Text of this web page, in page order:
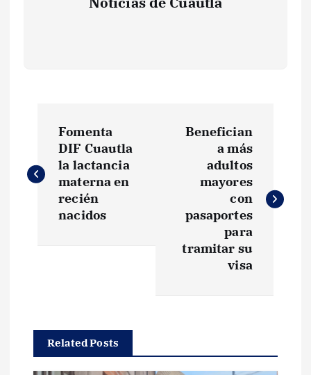
v
c
Fomenta
DIF Cuautla
la lactancia
materna en
recién
nacidos
Benefician
a más
adultos
mayores
con
pasaportes
para
tramitar su
visa
Related Posts